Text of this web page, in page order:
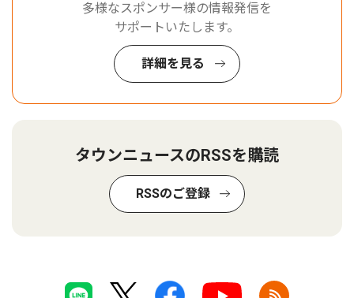
多様なスポンサー様の情報発信を
サポートいたします。
詳細を見る
タウンニュースのRSSを購読
RSSのご登録